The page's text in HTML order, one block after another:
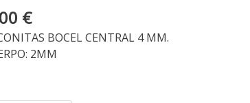
€
BOCEL CENTRAL 4 MM.
2MM